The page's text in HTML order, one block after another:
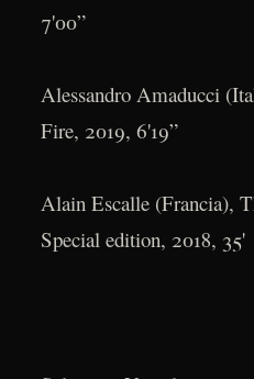
7'00”
Alessandro Amaducci
Fire, 2019, 6'19”
Alain Escalle (Francia),
Special edition, 2018, 35'